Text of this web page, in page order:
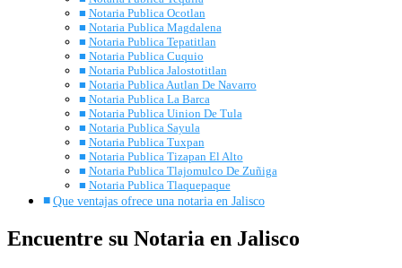
Notaria Publica Ocotlan
Notaria Publica Magdalena
Notaria Publica Tepatitlan
Notaria Publica Cuquio
Notaria Publica Jalostotitlan
Notaria Publica Autlan De Navarro
Notaria Publica La Barca
Notaria Publica Uinion De Tula
Notaria Publica Sayula
Notaria Publica Tuxpan
Notaria Publica Tizapan El Alto
Notaria Publica Tlajomulco De Zuñiga
Notaria Publica Tlaquepaque
Que ventajas ofrece una notaria en Jalisco
Encuentre su Notaria en Jalisco